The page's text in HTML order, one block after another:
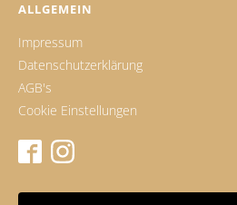
ALLGEMEIN
Impressum
Datenschutzerklärung
AGB's
Cookie Einstellungen